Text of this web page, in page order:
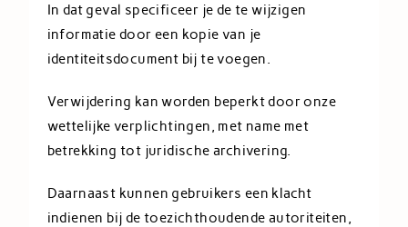
In dat geval specificeer je de te wijzigen
informatie door een kopie van je
identiteitsdocument bij te voegen.
Verwijdering kan worden beperkt door onze
wettelijke verplichtingen, met name met
betrekking tot juridische archivering.
Daarnaast kunnen gebruikers een klacht
indienen bij de toezichthoudende autoriteiten,